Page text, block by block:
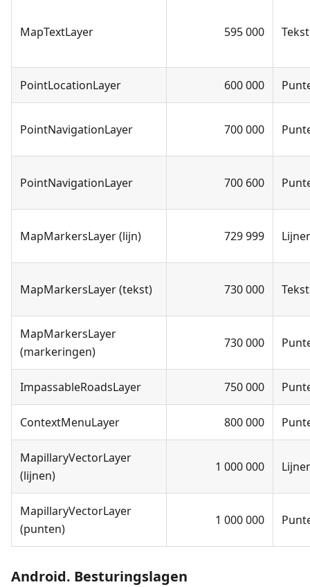
MapTextLayer 595 000 Tekst
PointLocationLayer 600 000
PointNavigationLayer 700 000
PointNavigationLayer 700 600
MapMarkersLayer (lijn) 729 999
MapMarkersLayer (tekst) 730 000 Tekst
MapMarkersLayer
(markeringen)
730 000
ImpassableRoadsLayer 750 000
ContextMenuLayer 800 000
MapillaryVectorLayer
(lijnen)
1 000 000
MapillaryVectorLayer
(punten)
1 000 000
Android. Besturingslagen